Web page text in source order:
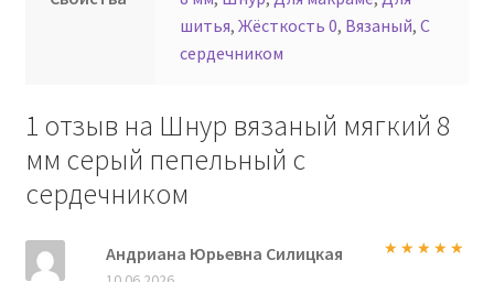
шитья,Жёсткость 0, Вязаный,С
сердечником
1 отзыв на Шнур вязаный мягкий 8
мм серый пепельный с
сердечником
Андриана Юрьевна Силицкая